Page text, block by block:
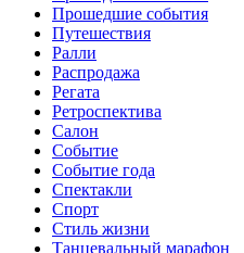
Прошедшие события
Путешествия
Ралли
Распродажа
Регата
Ретроспектива
Салон
Событие
Событие года
Спектакли
Спорт
Стиль жизни
Танцевальный марафон